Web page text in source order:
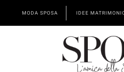
MODA SPOSA IDEE